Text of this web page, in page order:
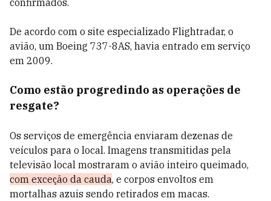
confirmados.
De acordo com o site especializado Flightradar, o
avião, um Boeing 737-8AS, havia entrado em serviço
em 2009.
Como estão progredindo as operações de
resgate?
Os serviços de emergência enviaram dezenas de
veículos para o local. Imagens transmitidas pela
televisão local mostraram o avião inteiro queimado,
com exceção da cauda, e corpos envoltos em
mortalhas azuis sendo retirados em macas.